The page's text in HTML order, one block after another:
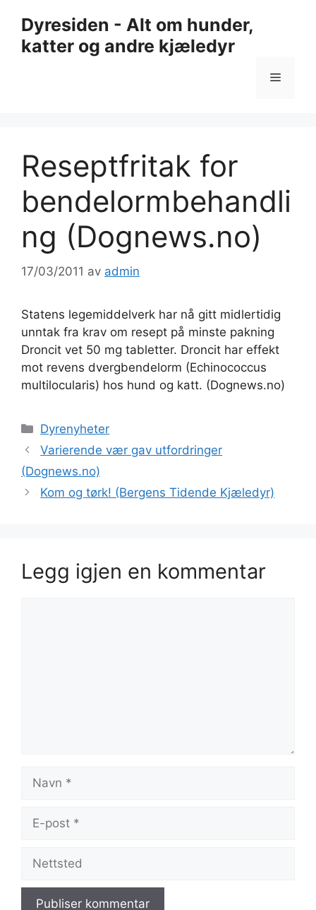
innhold
Dyresiden - Alt om hunder,
katter og andre kjæledyr
Meny
Reseptfritak for
bendelormbehandli
ng (Dognews.no)
17/03/2011 av admin
Statens legemiddelverk har nå gitt midlertidig
unntak fra krav om resept på minste pakning
Droncit vet 50 mg tabletter. Droncit har effekt
mot revens dvergbendelorm (Echinococcus
multilocularis) hos hund og katt. (Dognews.no)
Kategorier
Dyrenyheter
Varierende vær gav utfordringer
(Dognews.no)
Kom og tørk! (Bergens Tidende Kjæledyr)
Legg igjen en kommentar
post